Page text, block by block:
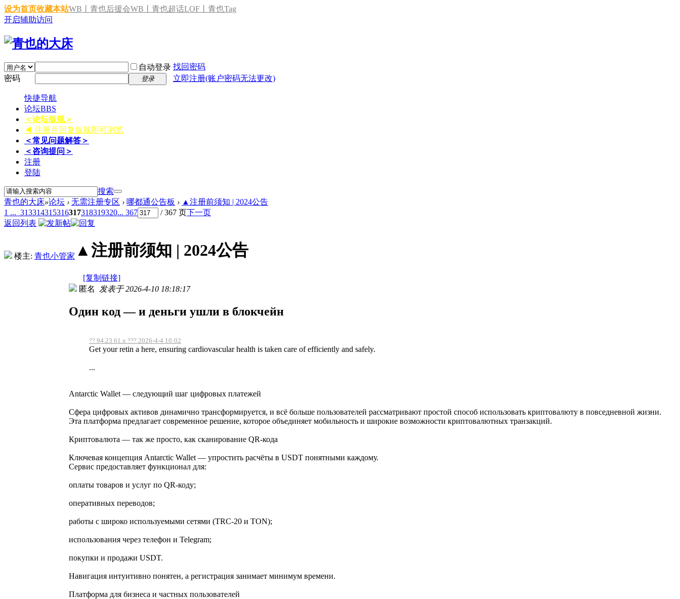
设为首页收藏本站WB丨青也后援会WB丨青也超话LOF丨青也Tag
开启辅助访问
自动登录 找回密码
密码
登录 立即注册(账户密码无法更改)
快捷导航
论坛BBS
＜论坛版规＞
◀ 注册并回复版规即可浏览
＜常见问题解答＞
＜咨询提问＞
注册
登陆
搜索
青也的大床»论坛 › 无需注册专区 › 哪都通公告板 › ▲注册前须知 | 2024公告
1 ... 313314315316317318319320... 367 / 367 页下一页
返回列表
楼主: 青也小管家 ▲注册前须知 | 2024公告
[复制链接]
匿名 发表于 2026-4-10 18:18:17
Один код — и деньги ушли в блокчейн
?? 94.23.61.x ??? 2026-4-4 10:02
Get your retin a here, ensuring cardiovascular health is taken care of efficiently and safely.
...
Antarctic Wallet — следующий шаг цифровых платежей
Сфера цифровых активов динамично трансформируется, и всё больше пользователей рассматривают простой способ использовать криптовалюту в повседневной жизни.
Эта платформа предлагает современное решение, которое объединяет мобильность и широкие возможности криптовалютных транзакций.
Криптовалюта — так же просто, как сканирование QR-кода
Ключевая концепция Antarctic Wallet — упростить расчёты в USDT понятными каждому.
Сервис предоставляет функционал для:
оплаты товаров и услуг по QR-коду;
оперативных переводов;
работы с широко используемыми сетями (TRC-20 и TON);
использования через телефон и Telegram;
покупки и продажи USDT.
Навигация интуитивно понятен, а регистрация занимает минимум времени.
Платформа для бизнеса и частных пользователей